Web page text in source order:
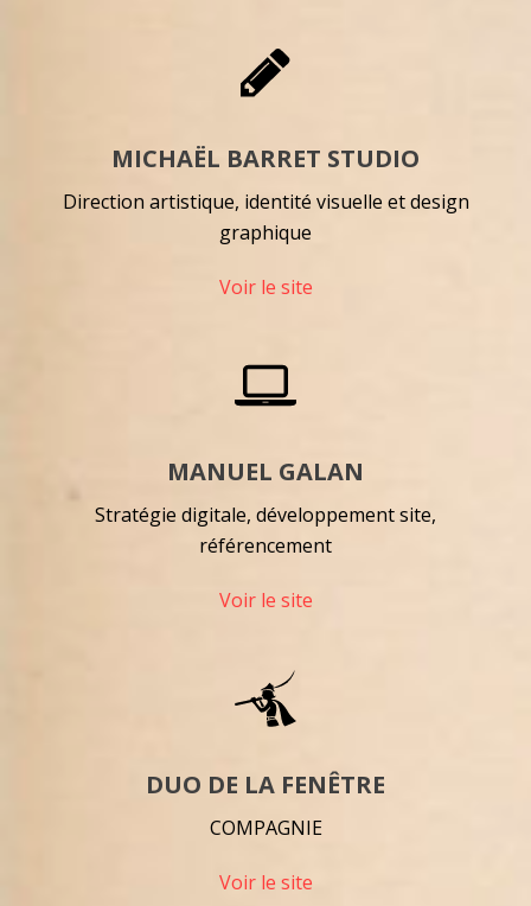
MICHAËL BARRET STUDIO
Direction artistique, identité visuelle et design
graphique
Voir le site
MANUEL GALAN
Stratégie digitale, développement site,
référencement
Voir le site
DUO DE LA FENÊTRE
COMPAGNIE
Voir le site